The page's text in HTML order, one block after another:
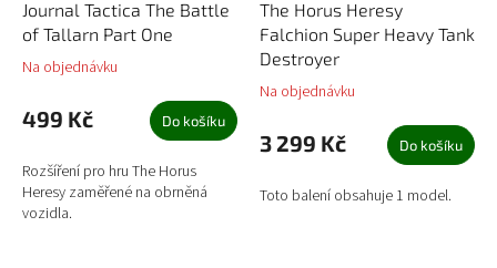
Journal Tactica The Battle
of Tallarn Part One
Na objednávku
499 Kč Do košíku
Rozšíření pro hru The Horus
Heresy zaměřené na obrněná
vozidla.
The Horus Heresy
Falchion Super Heavy Tank
Destroyer
Na objednávku
3 299 Kč Do košíku
Toto balení obsahuje 1 model.